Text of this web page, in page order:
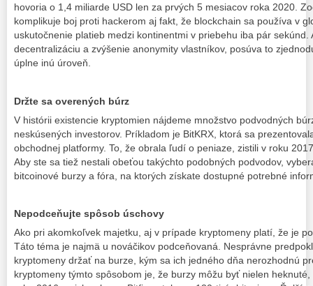
hovoria o 1,4 miliarde USD len za prvých 5 mesiacov roka 2020.
komplikuje boj proti hackerom aj fakt, že blockchain sa používa v
uskutočnenie platieb medzi kontinentmi v priebehu iba pár sekúnd.
decentralizáciu a zvýšenie anonymity vlastníkov, posúva to
úplne inú úroveň.
Držte sa overených búrz
V histórii existencie kryptomien nájdeme množstvo podvodných
neskúsených investorov. Príkladom je BitKRX, ktorá sa
obchodnej platformy. To, že obrala ľudí o peniaze, zistili v roku
Aby ste sa tiež nestali obeťou takýchto podobných podvodov,
bitcoinové burzy a fóra, na ktorých získate dostupné potrebné
Nepodceňujte spôsob úschovy
Ako pri akomkoľvek majetku, aj v prípade kryptomeny platí, že je
Táto téma je najmä u nováčikov podceňovaná. Nesprávne
kryptomeny držať na burze, kým sa ich jedného dňa nerozhodnú
kryptomeny týmto spôsobom je, že burzy môžu byť nielen